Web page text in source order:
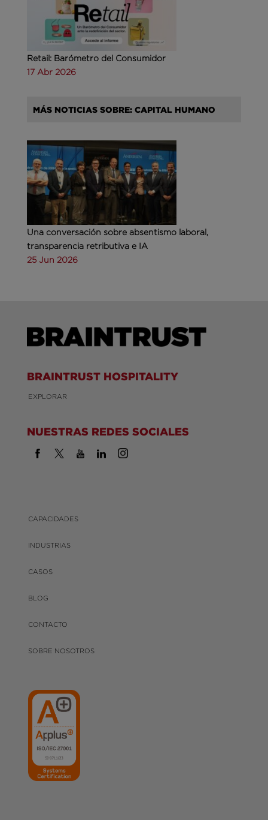
Retail: Barómetro del Consumidor
17 Abr 2026
MÁS NOTICIAS SOBRE: CAPITAL HUMANO
Una conversación sobre absentismo laboral,
transparencia retributiva e IA
25 Jun 2026
BRAINTRUST HOSPITALITY
EXPLORAR
NUESTRAS REDES SOCIALES
CAPACIDADES
INDUSTRIAS
CASOS
BLOG
CONTACTO
SOBRE NOSOTROS